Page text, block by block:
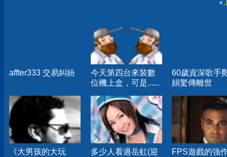
«
affter333 交易糾紛
今天第四台來裝數
位機上盒，可是......
60歲資深歌手
娟驚傳離世
《大男孩的大玩
多少人看過岳虹(迎
FPS遊戲的強